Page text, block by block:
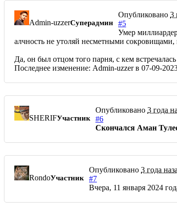
Admin-uzzerСуперадмин
Опубликовано 3
#5
Умер
алчность не утоляй несметными
Да, он был отцом того парня, с кем
Последнее изменение: Admin-uzzer в 07-09-
SHERIFУчастник
Опубликовано 3 года
#6
Скончался Аман
RondoУчастник
Опубликовано 3 года
#7
Вчера, 11 января 2024